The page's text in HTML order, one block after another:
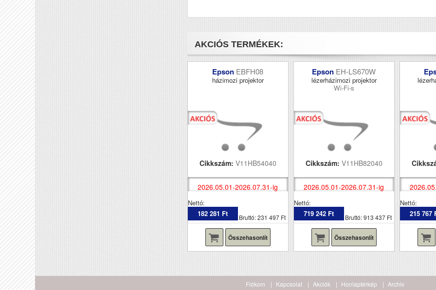
AKCIÓS TERMÉKEK:
Epson EBFH08
házimozi projektor
Cikkszám: V11HB54040
2026.05.01-2026.07.31-ig
Nettó:
182 281 Ft
Bruttó: 231 497 Ft
Összehasonlít
Epson EH-LS670W
lézerházimozi projektor
Wi-Fi-s
Cikkszám: V11HB82040
2026.05.01-2026.07.31-ig
Nettó:
719 242 Ft
Bruttó: 913 437 Ft
Összehasonlít
Nettó:
215 767
Fiókom Kapcsolat Akciók Honlaptérkép Archiv